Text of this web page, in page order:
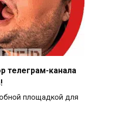
телеграм-канала
площадкой для